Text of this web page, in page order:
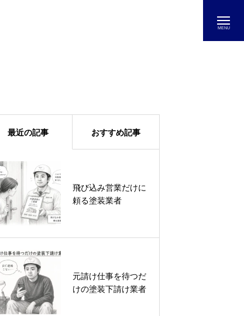
最近の記事 おすすめ記事
飛び込み営業だけに
頼る塗装業者
元請け仕事を待つだ
けの塗装下請け業者
相見積もりで一番高
いのに契約！綾瀬市
「下請けを続ける塗
装職人へ」10年後、